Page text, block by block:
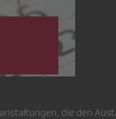
die den